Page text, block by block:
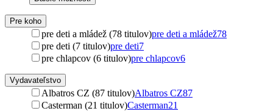
Pre koho
pre deti a mládež (78 titulov)pre deti a mládež78
pre deti (7 titulov)pre deti7
pre chlapcov (6 titulov)pre chlapcov6
Vydavateľstvo
Albatros CZ (87 titulov)Albatros CZ87
Casterman (21 titulov)Casterman21